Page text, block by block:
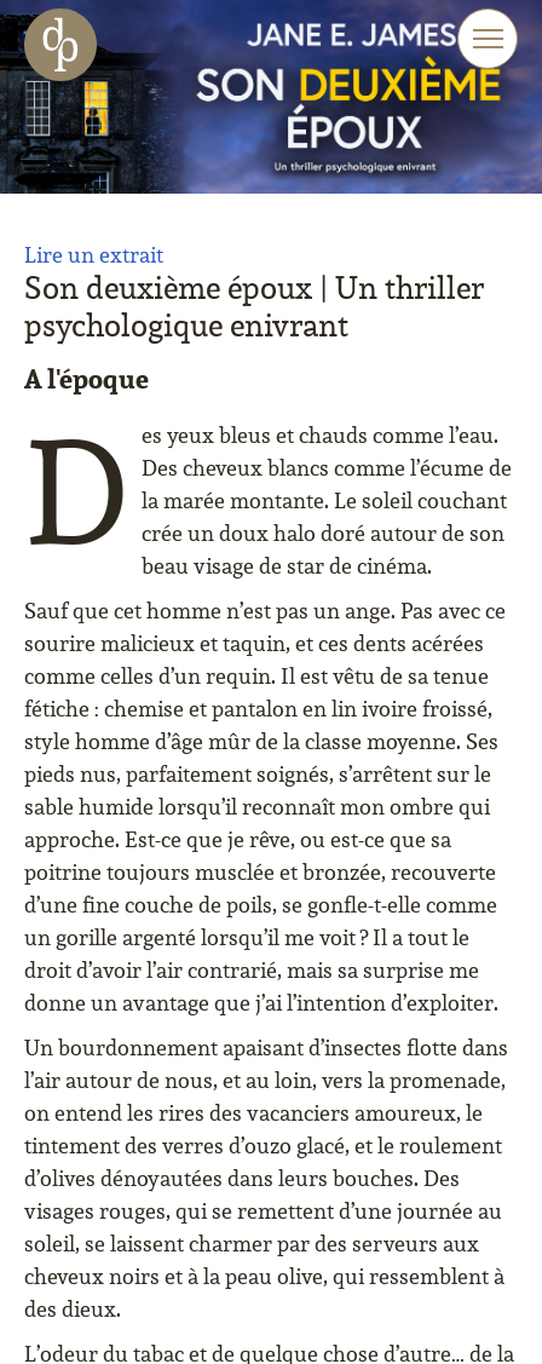
Aller au contenu principal
Aller à la navigation
Aller à la recherche sur le site web
Lire un extrait
Son deuxième époux | Un thriller
psychologique enivrant
A l'époque
D
es yeux bleus et chauds comme l’eau.
Des cheveux blancs comme l’écume de
la marée montante. Le soleil couchant
crée un doux halo doré autour de son
beau visage de star de cinéma.
Sauf que cet homme n’est pas un ange. Pas avec ce
sourire malicieux et taquin, et ces dents acérées
comme celles d’un requin. Il est vêtu de sa tenue
fétiche : chemise et pantalon en lin ivoire froissé,
style homme d’âge mûr de la classe moyenne. Ses
pieds nus, parfaitement soignés, s’arrêtent sur le
sable humide lorsqu’il reconnaît mon ombre qui
approche. Est-ce que je rêve, ou est-ce que sa
poitrine toujours musclée et bronzée, recouverte
d’une fine couche de poils, se gonfle-t-elle comme
un gorille argenté lorsqu’il me voit ? Il a tout le
droit d’avoir l’air contrarié, mais sa surprise me
donne un avantage que j’ai l’intention d’exploiter.
Un bourdonnement apaisant d’insectes flotte dans
l’air autour de nous, et au loin, vers la promenade,
on entend les rires des vacanciers amoureux, le
tintement des verres d’ouzo glacé, et le roulement
d’olives dénoyautées dans leurs bouches. Des
visages rouges, qui se remettent d’une journée au
soleil, se laissent charmer par des serveurs aux
cheveux noirs et à la peau olive, qui ressemblent à
des dieux.
L’odeur du tabac et de quelque chose d’autre… de la